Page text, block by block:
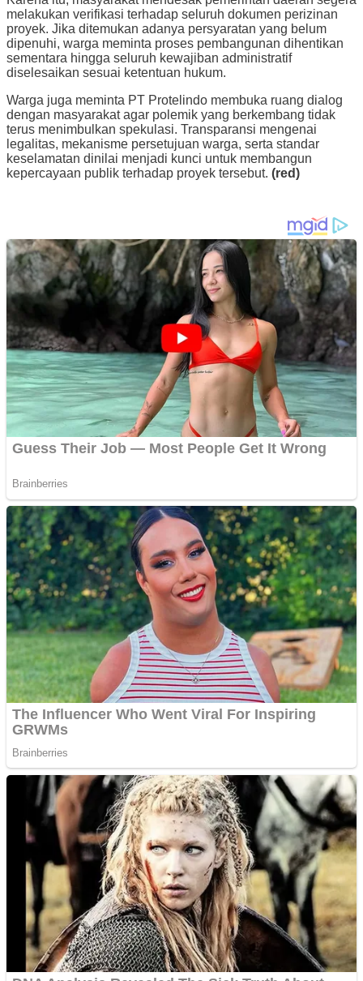
melakukan verifikasi terhadap seluruh dokumen perizinan
proyek. Jika ditemukan adanya persyaratan yang belum
dipenuhi, warga meminta proses pembangunan dihentikan
sementara hingga seluruh kewajiban administratif
diselesaikan sesuai ketentuan hukum.
Warga juga meminta PT Protelindo membuka ruang dialog
dengan masyarakat agar polemik yang berkembang tidak
terus menimbulkan spekulasi. Transparansi mengenai
legalitas, mekanisme persetujuan warga, serta standar
keselamatan dinilai menjadi kunci untuk membangun
kepercayaan publik terhadap proyek tersebut. (red)